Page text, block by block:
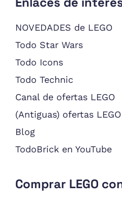
NOVEDADES de LEGO
Todo Star Wars
Todo Icons
Todo Technic
Canal de ofertas LEGO
(Antiguas) ofertas
Blog
TodoBrick en YouTube
Comprar LEGO